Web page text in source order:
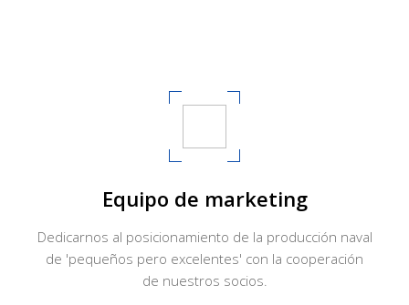
Equipo de marketing
Dedicarnos al posicionamiento de la producción naval
de 'pequeños pero excelentes' con la cooperación
de nuestros socios.